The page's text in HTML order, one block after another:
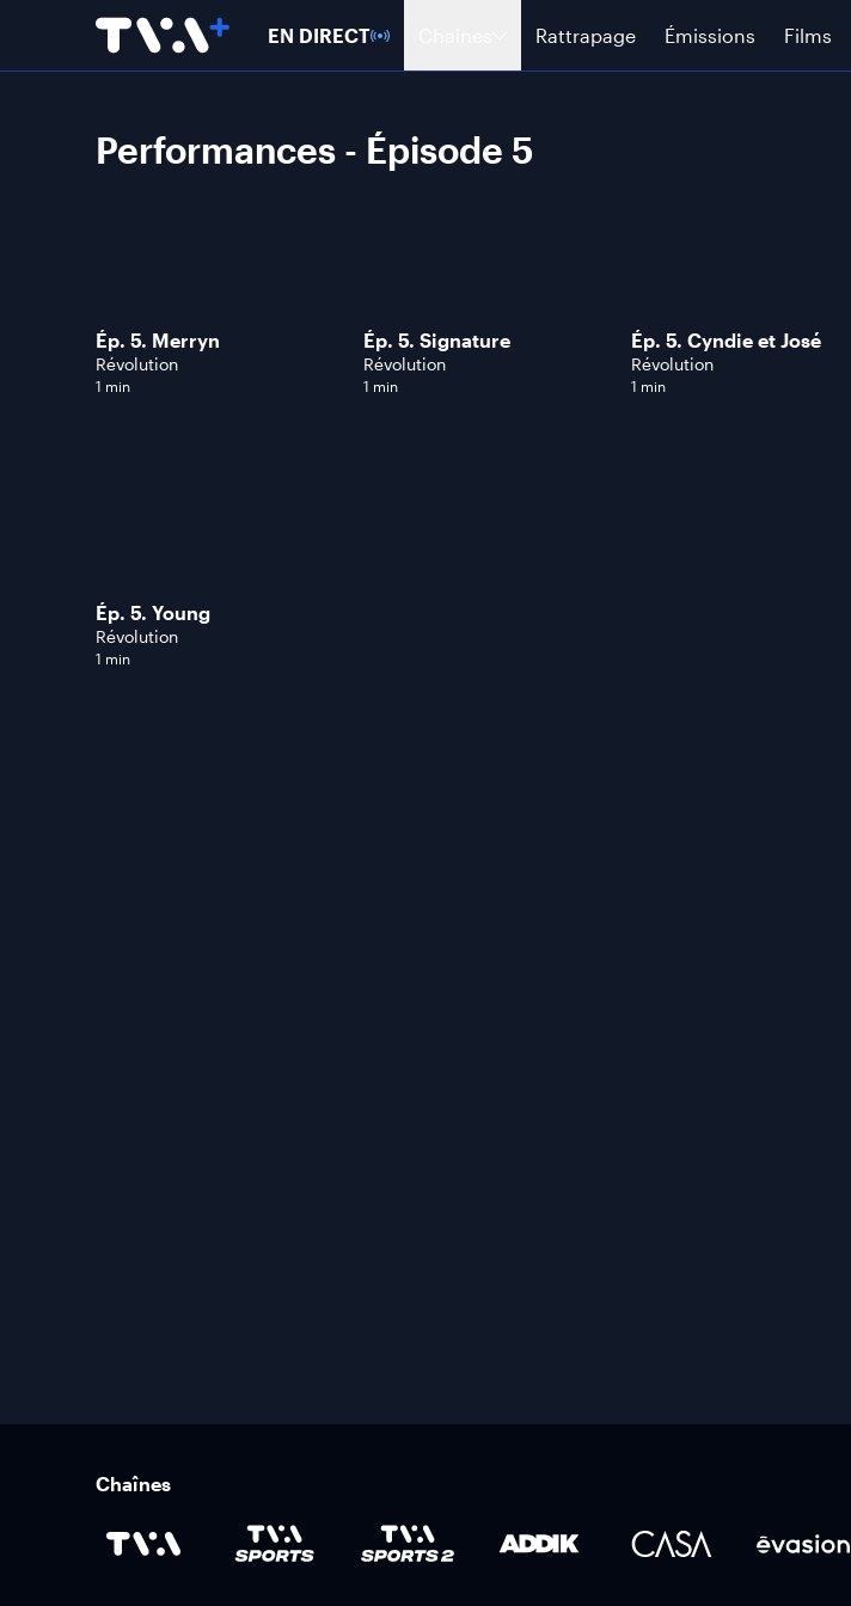
EN DIRECT Rattrapage Émissions Films
Performances - Épisode 5
Ép. 5. Merryn
Révolution
1 min
Ép. 5. Signature
Révolution
1 min
Ép. 5. Cyndie et José
Révolution
1 min
Ép. 5. Young
Révolution
1 min
Chaînes